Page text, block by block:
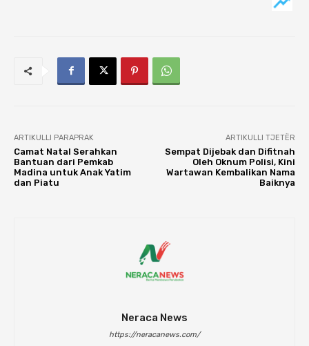
ARTIKULLI PARAPRAK
Camat Natal Serahkan
Bantuan dari Pemkab
Madina untuk Anak Yatim
dan Piatu
ARTIKULLI TJETËR
Sempat Dijebak dan Difitnah
Oleh Oknum Polisi, Kini
Wartawan Kembalikan Nama
Baiknya
Neraca News
https://neracanews.com/